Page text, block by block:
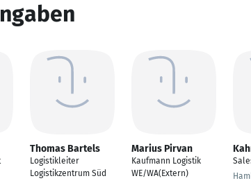
Thomas Bartels
Logistikleiter
Logistikzentrum Süd
Marius Pirvan
Kaufmann Logistik
WE/WA(Extern)